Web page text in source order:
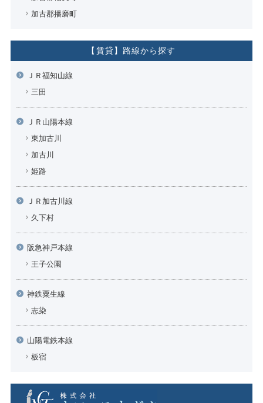
加古郡播磨町
【賃貸】路線から探す
ＪＲ福知山線
三田
ＪＲ山陽本線
東加古川
加古川
姫路
ＪＲ加古川線
久下村
阪急神戸本線
王子公園
神鉄粟生線
志染
山陽電鉄本線
板宿